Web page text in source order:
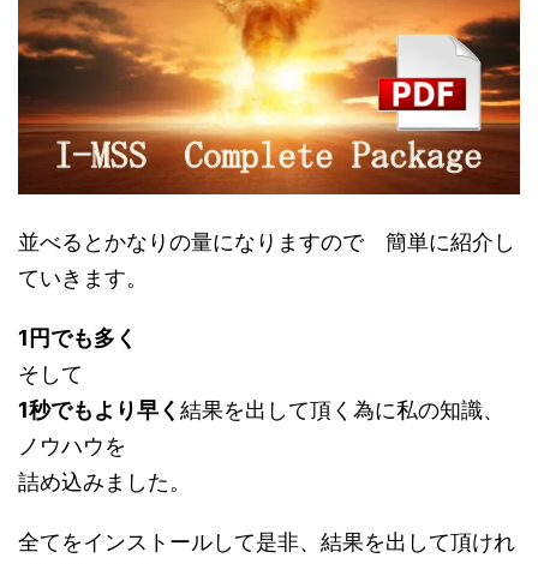
並べるとかなりの量になりますので 簡単に紹介し
ていきます。
1円でも多く
そして
1秒でもより早く 結果を出して頂く為に私の知識、
ノウハウを
詰め込みました。
全てをインストールして是非、結果を出して頂けれ